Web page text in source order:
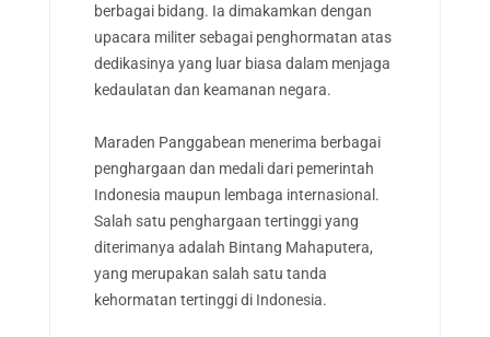
berbagai bidang. Ia dimakamkan dengan
upacara militer sebagai penghormatan atas
dedikasinya yang luar biasa dalam menjaga
kedaulatan dan keamanan negara.
Maraden Panggabean menerima berbagai
penghargaan dan medali dari pemerintah
Indonesia maupun lembaga internasional.
Salah satu penghargaan tertinggi yang
diterimanya adalah Bintang Mahaputera,
yang merupakan salah satu tanda
kehormatan tertinggi di Indonesia.